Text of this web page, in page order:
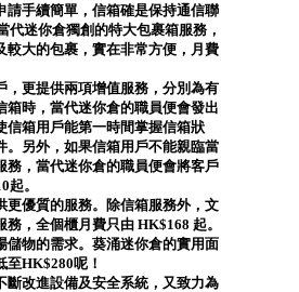
請手續簡單，信箱確是保持通信聯
迷你倉獨創的特大包裹箱服務，
較大的包裹，實在非常方便，月費
，更提供兩項增值服務，分別為有
時，當代迷你倉的職員便會發出
信箱用戶能第一時間掌握信箱狀
。另外，如果信箱用戶不能親臨當
務，當代迷你倉的職員便會將客戶
。
更優質的服務。除信箱服務外，文
，全個櫃月費只由 HK$168 起。
儲物的需求。葵涌迷你倉的實用面
HK$280呢！
斷改進設備及安全系統，又致力為